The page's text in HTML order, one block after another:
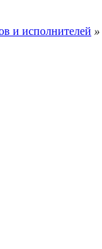
и исполнителей »